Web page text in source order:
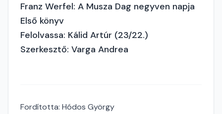
Franz Werfel: A Musza Dag negyven napja
Első könyv
Felolvassa: Kálid Artúr (23/22.)
Szerkesztő: Varga Andrea
Fordította: Hódos György